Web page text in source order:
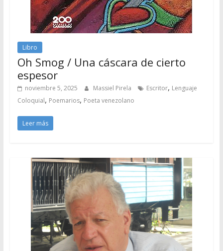
Libro
Oh Smog / Una cáscara de cierto
espesor
noviembre 5, 2025 Massiel Pirela Escritor, Lenguaje
Coloquial, Poemarios, Poeta venezolano
Leer más